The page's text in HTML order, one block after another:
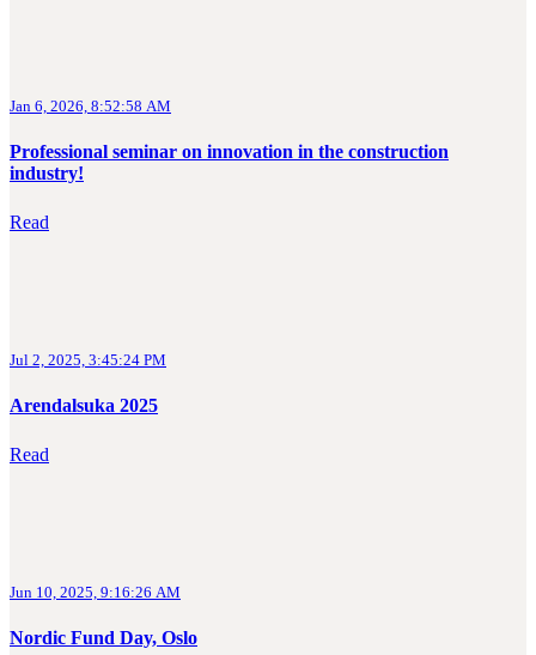
Jan 6, 2026, 8:52:58 AM
Professional seminar on innovation in the construction
industry!
Read
Jul 2, 2025, 3:45:24 PM
Arendalsuka 2025
Read
Jun 10, 2025, 9:16:26 AM
Nordic Fund Day, Oslo